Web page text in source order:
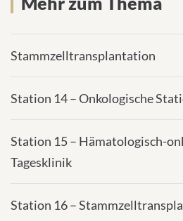
Stammzelltransplantation
Station 14 – Onkologische
Station 15 – Hämatologisch-
Tagesklinik
Station 16 –